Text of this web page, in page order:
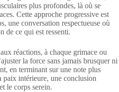
plus profondes, là où se
Cette approche progressive est
une conversation respectueuse où
de ce qui est ressenti.
réactions, à chaque grimace ou
la force sans jamais brusquer ni
en terminant sur une note plus
intérieure, une conclusion
le corps serein.